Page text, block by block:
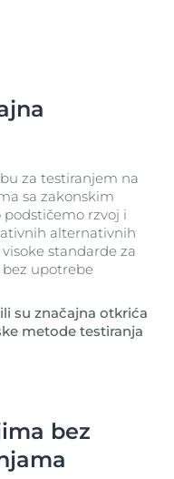
za testiranjem na
sa zakonskim
rzvoj i
alternativnih
standarde za
bez upotrebe
su značajna otkrića
metode testiranja
bez